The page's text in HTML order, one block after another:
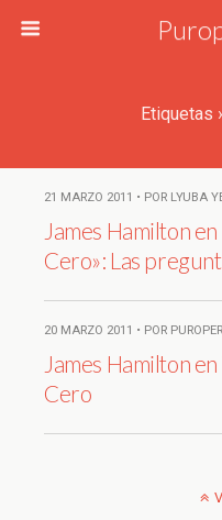
Etiquetas
21 MARZO 2011 • POR LYUBA
James Hamilton en
Cero»: Las
20 MARZO 2011 • POR
James Hamilton
Cero